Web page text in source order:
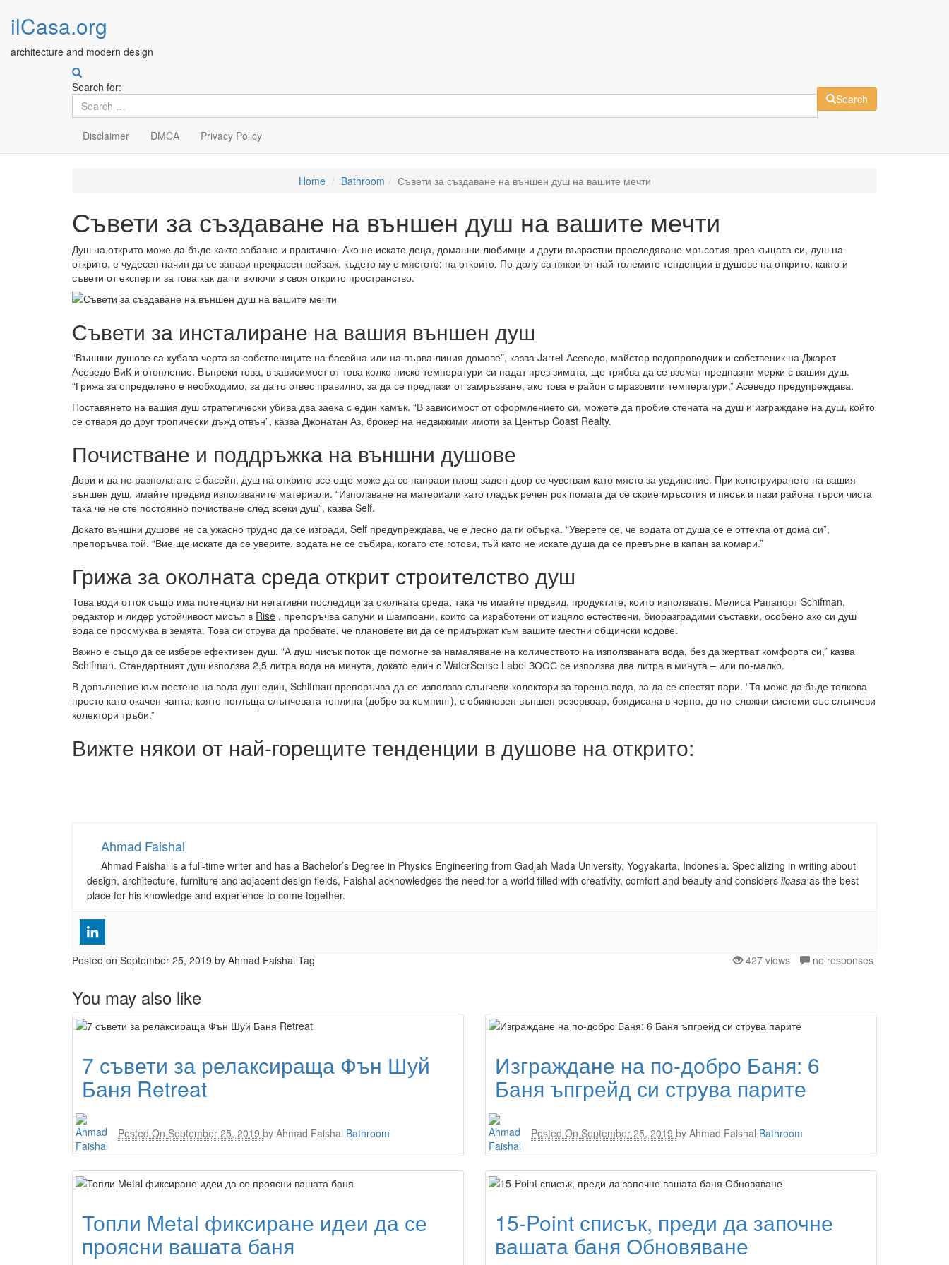
ilCasa.org
architecture and modern design
Search for:
Search
Disclaimer DMCA Privacy Policy
Home Bathroom Съвети за създаване на външен душ на вашите мечти
Съвети за създаване на външен душ на вашите мечти
Душ на открито може да бъде както забавно и практично. Ако не искате деца, домашни любимци и други възрастни проследяване мръсотия през къщата си, душ на
открито, е чудесен начин да се запази прекрасен пейзаж, където му е мястото: на открито. По-долу са някои от най-големите тенденции в душове на открито, както и
съвети от експерти за това как да ги включи в своя открито пространство.
Съвети за инсталиране на вашия външен душ
“Външни душове са хубава черта за собствениците на басейна или на първа линия домове”, казва Jarret Асеведо, майстор водопроводчик и собственик на Джарет
Асеведо ВиК и отопление. Въпреки това, в зависимост от това колко ниско температури си падат през зимата, ще трябва да се вземат предпазни мерки с вашия душ.
“Грижа за определено е необходимо, за да го отвес правилно, за да се предпази от замръзване, ако това е район с мразовити температури,” Асеведо предупреждава.
Поставянето на вашия душ стратегически убива два заека с един камък. “В зависимост от оформлението си, можете да пробие стената на душ и изграждане на душ, който
се отваря до друг тропически дъжд отвън”, казва Джонатан Аз, брокер на недвижими имоти за Център Coast Realty.
Почистване и поддръжка на външни душове
Дори и да не разполагате с басейн, душ на открито все още може да се направи площ заден двор се чувствам като място за уединение. При конструирането на вашия
външен душ, имайте предвид използваните материали. “Използване на материали като гладък речен рок помага да се скрие мръсотия и пясък и пази района търси чиста
така че не сте постоянно почистване след всеки душ”, казва Self.
Докато външни душове не са ужасно трудно да се изгради, Self предупреждава, че е лесно да ги обърка. “Уверете се, че водата от душа се е оттекла от дома си”,
препоръчва той. “Вие ще искате да се уверите, водата не се събира, когато сте готови, тъй като не искате душа да се превърне в капан за комари.”
Грижа за околната среда открит строителство душ
Това води отток също има потенциални негативни последици за околната среда, така че имайте предвид, продуктите, които използвате. Мелиса Рапапорт Schifman,
редактор и лидер устойчивост мисъл в Rise , препоръчва сапуни и шампоани, които са изработени от изцяло естествени, биоразградими съставки, особено ако си душ
вода се просмуква в земята. Това си струва да пробвате, че плановете ви да се придържат към вашите местни общински кодове.
Важно е също да се избере ефективен душ. “А душ нисък поток ще помогне за намаляване на количеството на използваната вода, без да жертват комфорта си,” казва
Schifman. Стандартният душ използва 2,5 литра вода на минута, докато един с WaterSense Label ЗООС се използва два литра в минута – или по-малко.
В допълнение към пестене на вода душ един, Schifman препоръчва да се използва слънчеви колектори за гореща вода, за да се спестят пари. “Тя може да бъде толкова
просто като окачен чанта, която поглъща слънчевата топлина (добро за къмпинг), с обикновен външен резервоар, боядисана в черно, до по-сложни системи със слънчеви
колектори тръби.”
Вижте някои от най-горещите тенденции в душове на открито:
Ahmad Faishal
Ahmad Faishal is a full-time writer and has a Bachelor’s Degree in Physics Engineering from Gadjah Mada University, Yogyakarta, Indonesia. Specializing in writing about
design, architecture, furniture and adjacent design fields, Faishal acknowledges the need for a world filled with creativity, comfort and beauty and considers ilcasa as the best
place for his knowledge and experience to come together.
Posted on September 25, 2019 by Ahmad Faishal Tag 427 views no responses
You may also like
7 съвети за релаксираща Фън Шуй
Баня Retreat
Posted On September 25, 2019 by Ahmad Faishal Bathroom
Изграждане на по-добро Баня: 6
Баня ъпгрейд си струва парите
Posted On September 25, 2019 by Ahmad Faishal Bathroom
Топли Metal фиксиране идеи да се
проясни вашата баня
15-Point списък, преди да започне
вашата баня Обновяване